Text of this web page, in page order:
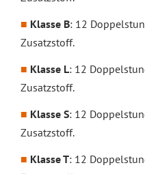
Klasse B: 12
Zusatzstoff.
Klasse L: 12
Zusatzstoff.
Klasse S: 12
Zusatzstoff.
Klasse T: 12